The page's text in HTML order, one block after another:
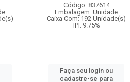
Código: 837614
Embalagem: Unidade
Caixa Com: 192 Unidade(s)
IPI: 9.75%
Faça seu login ou
cadastre-se para